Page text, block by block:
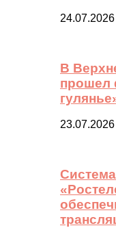
24.07.2026
В
прошел
23.07.2026